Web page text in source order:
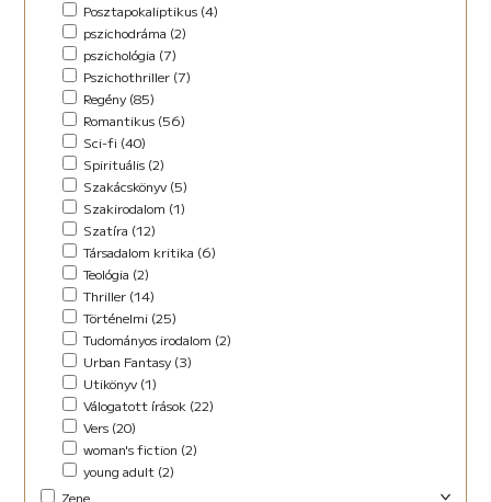
Posztapokaliptikus (4)
pszichodráma (2)
pszichológia (7)
Pszichothriller (7)
Regény (85)
Romantikus (56)
Sci-fi (40)
Spirituális (2)
Szakácskönyv (5)
Szakirodalom (1)
Szatíra (12)
Társadalom kritika (6)
Teológia (2)
Thriller (14)
Történelmi (25)
Tudományos irodalom (2)
Urban Fantasy (3)
Utikönyv (1)
Válogatott írások (22)
Vers (20)
woman's fiction (2)
young adult (2)
Zene